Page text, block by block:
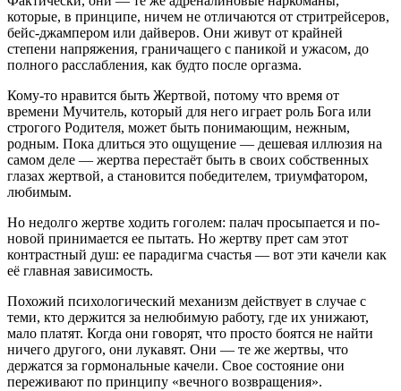
которые, в принципе, ничем не отличаются от стритрейсеров,
бейс-джампером или дайверов. Они живут от крайней
степени напряжения, граничащего с паникой и ужасом, до
полного расслабления, как будто после оргазма.
Кому-то нравится быть Жертвой, потому что время от
времени Мучитель, который для него играет роль Бога или
строгого Родителя, может быть понимающим, нежным,
родным. Пока длиться это ощущение — дешевая иллюзия на
самом деле — жертва перестаёт быть в своих собственных
глазах жертвой, а становится победителем, триумфатором,
любимым.
Но недолго жертве ходить гоголем: палач просыпается и по-
новой принимается ее пытать. Но жертву прет сам этот
контрастный душ: ее парадигма счастья — вот эти качели как
её главная зависимость.
Похожий психологический механизм действует в случае с
теми, кто держится за нелюбимую работу, где их унижают,
мало платят. Когда они говорят, что просто боятся не найти
ничего другого, они лукавят. Они — те же жертвы, что
держатся за гормональные качели. Свое состояние они
переживают по принципу «вечного возвращения».